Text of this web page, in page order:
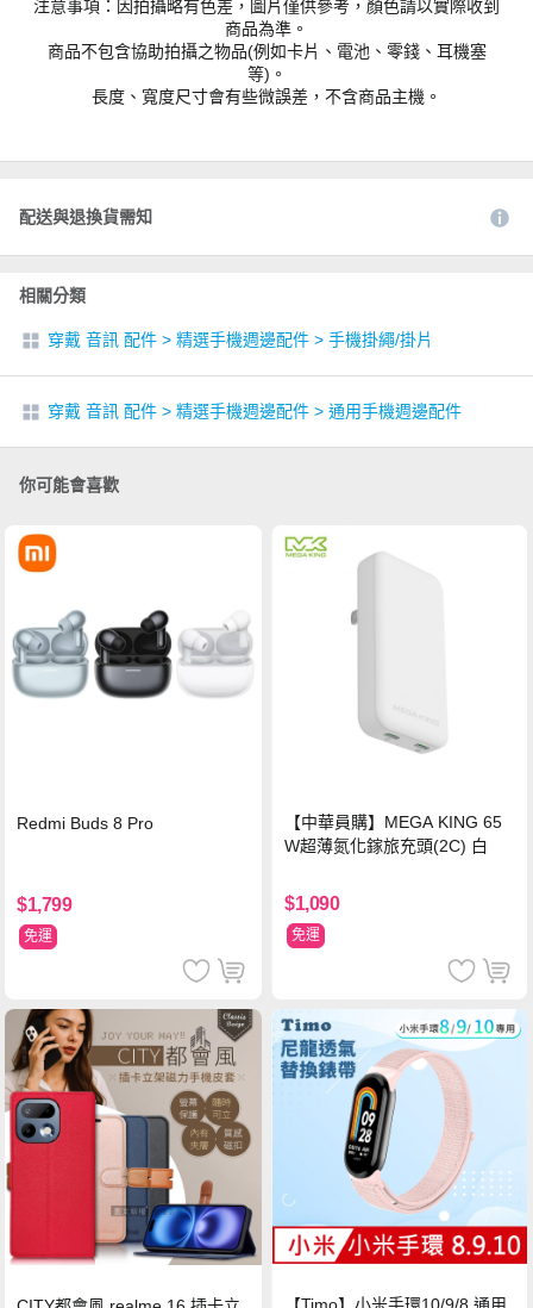
注意事項：因拍攝略有色差，圖片僅供參考，顏色請以實際收到
商品為準。
商品不包含協助拍攝之物品(例如卡片、電池、零錢、耳機塞
等)。
長度、寬度尺寸會有些微誤差，不含商品主機。
配送與退換貨需知
相關分類
穿戴 音訊 配件 > 精選手機週邊配件 > 手機掛繩/掛片
穿戴 音訊 配件 > 精選手機週邊配件 > 通用手機週邊配件
你可能會喜歡
Redmi Buds 8 Pro
$1,799
免運
【中華員購】MEGA KING 65
W超薄氮化鎵旅充頭(2C) 白
$1,090
免運